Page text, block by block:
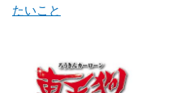
たいこと